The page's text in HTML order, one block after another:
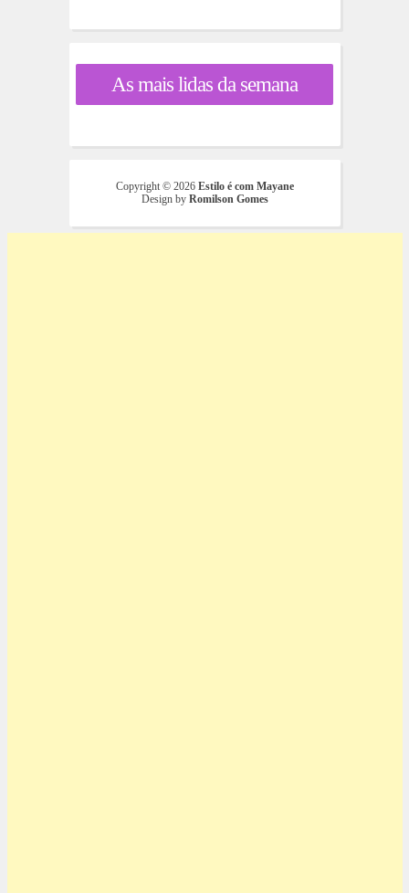
As mais lidas da semana
Copyright © 2026 Estilo é com Mayane
Design by Romilson Gomes